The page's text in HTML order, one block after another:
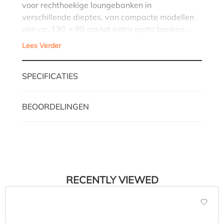
voor rechthoekige loungebanken in
verschillende dieptes, van compacte modellen
van ca. 130 × 80 cm tot extra grote banken…
Lees Verder
SPECIFICATIES
BEOORDELINGEN
RECENTLY VIEWED